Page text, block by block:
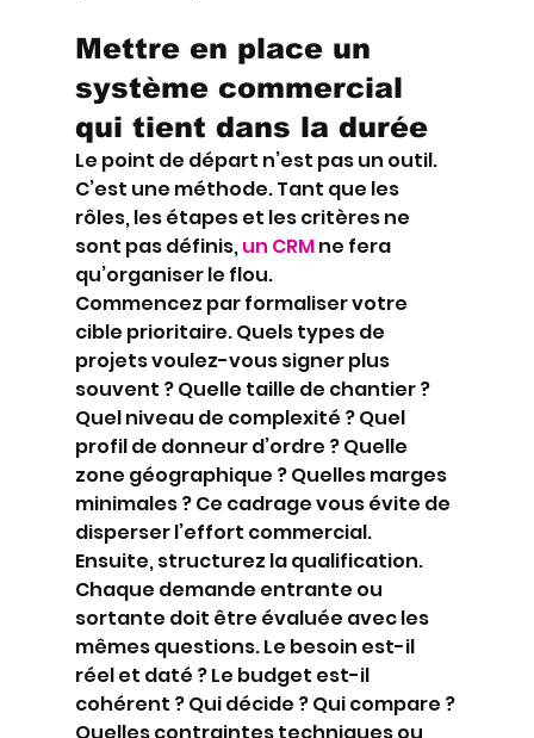
Mettre en place un
système commercial
qui tient dans la durée
Le point de départ n’est pas un outil.
C’est une méthode. Tant que les
rôles, les étapes et les critères ne
sont pas définis, un CRM ne fera
qu’organiser le flou.
Commencez par formaliser votre
cible prioritaire. Quels types de
projets voulez-vous signer plus
souvent ? Quelle taille de chantier ?
Quel niveau de complexité ? Quel
profil de donneur d’ordre ? Quelle
zone géographique ? Quelles marges
minimales ? Ce cadrage vous évite de
disperser l’effort commercial.
Ensuite, structurez la qualification.
Chaque demande entrante ou
sortante doit être évaluée avec les
mêmes questions. Le besoin est-il
réel et daté ? Le budget est-il
cohérent ? Qui décide ? Qui compare ?